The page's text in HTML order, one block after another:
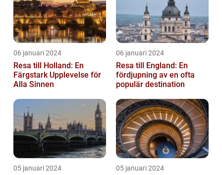
06 januari 2024
Resa till Holland: En
Färgstark Upplevelse för
Alla Sinnen
06 januari 2024
Resa till England: En
fördjupning av en ofta
populär destination
05 januari 2024 05 januari 2024